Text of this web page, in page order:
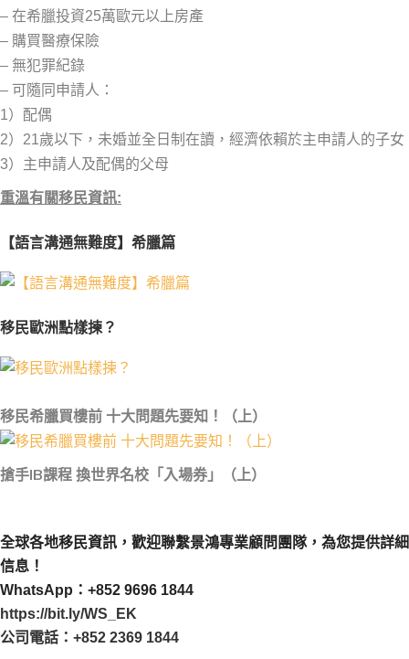
– 在希臘投資25萬歐元以上房產
– 購買醫療保險
– 無犯罪紀錄
– 可隨同申請人：
1）配偶
2）21歲以下，未婚並全日制在讀，經濟依賴於主申請人的子女
3）主申請人及配偶的父母
重溫有關移民資訊:
【語言溝通無難度】希臘篇
移民歐洲點樣揀？
移民希臘買樓前 十大問題先要知！（上）
搶手IB課程 換世界名校「入場券」（上）
全球各地移民資訊，歡迎聯繫景鴻專業顧問團隊，為您提供詳細
信息！
WhatsApp：+852 9696 1844
https://bit.ly/WS_EK
公司電話：+852 2369 1844